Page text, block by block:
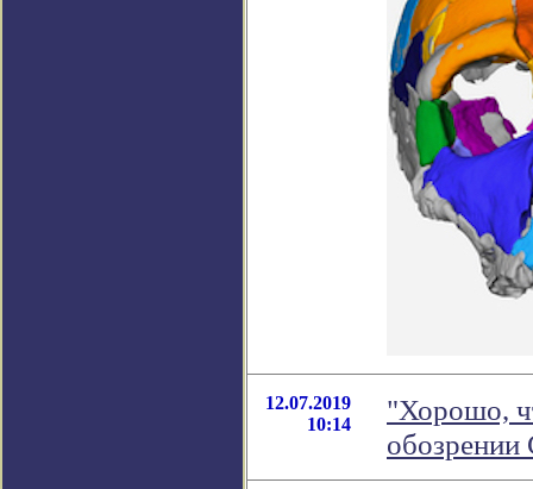
12.07.2019
10:14
"Хорошо,